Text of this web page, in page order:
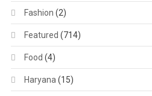
Fashion (2)
Featured (714)
Food (4)
Haryana (15)